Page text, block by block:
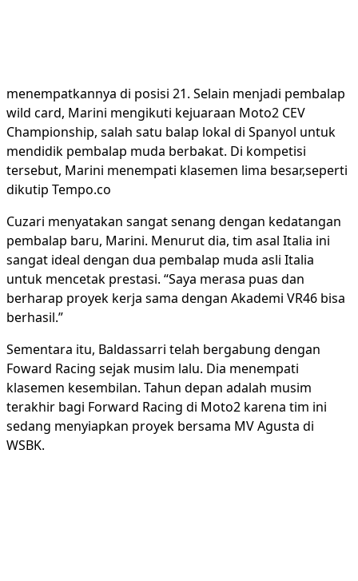
menempatkannya di posisi 21. Selain menjadi pembalap
wild card, Marini mengikuti kejuaraan Moto2 CEV
Championship, salah satu balap lokal di Spanyol untuk
mendidik pembalap muda berbakat. Di kompetisi
tersebut, Marini menempati klasemen lima besar,seperti
dikutip Tempo.co
Cuzari menyatakan sangat senang dengan kedatangan
pembalap baru, Marini. Menurut dia, tim asal Italia ini
sangat ideal dengan dua pembalap muda asli Italia
untuk mencetak prestasi. “Saya merasa puas dan
berharap proyek kerja sama dengan Akademi VR46 bisa
berhasil.”
Sementara itu, Baldassarri telah bergabung dengan
Foward Racing sejak musim lalu. Dia menempati
klasemen kesembilan. Tahun depan adalah musim
terakhir bagi Forward Racing di Moto2 karena tim ini
sedang menyiapkan proyek bersama MV Agusta di
WSBK.